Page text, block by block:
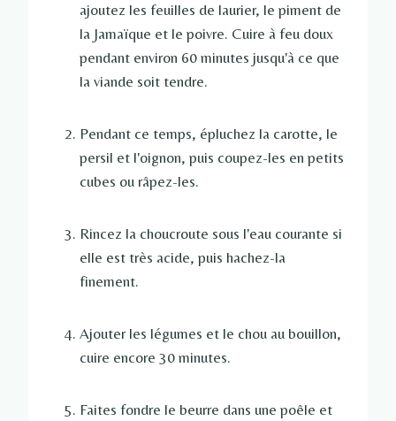
ajoutez les feuilles de laurier, le piment de
la Jamaïque et le poivre. Cuire à feu doux
pendant environ 60 minutes jusqu'à ce que
la viande soit tendre.
Pendant ce temps, épluchez la carotte, le
persil et l'oignon, puis coupez-les en petits
cubes ou râpez-les.
Rincez la choucroute sous l'eau courante si
elle est très acide, puis hachez-la
finement.
Ajouter les légumes et le chou au bouillon,
cuire encore 30 minutes.
Faites fondre le beurre dans une poêle et